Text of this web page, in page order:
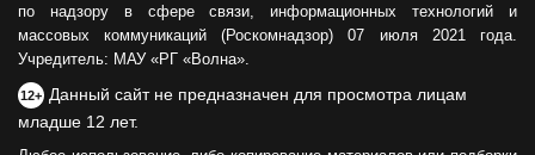
по надзору в сфере связи, информационных технологий и
массовых коммуникаций (Роскомнадзор) 07 июля 2021 года.
Учредитель: МАУ «РГ «Волна».
12+ Данный сайт не предназначен для просмотра лицам
младше 12 лет.